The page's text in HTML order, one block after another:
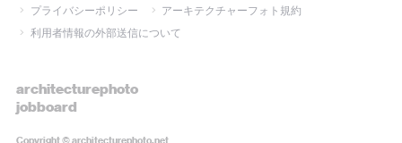
プライバシーポリシー
アーキテクチャーフォト規約
利用者情報の外部送信について
architecturephoto
jobboard
Copyright ©architecturephoto.net